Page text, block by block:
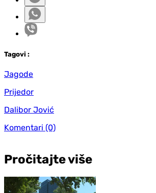
Tagovi :
Jagode
Prijedor
Dalibor Jović
Komentari (0)
Pročitajte više